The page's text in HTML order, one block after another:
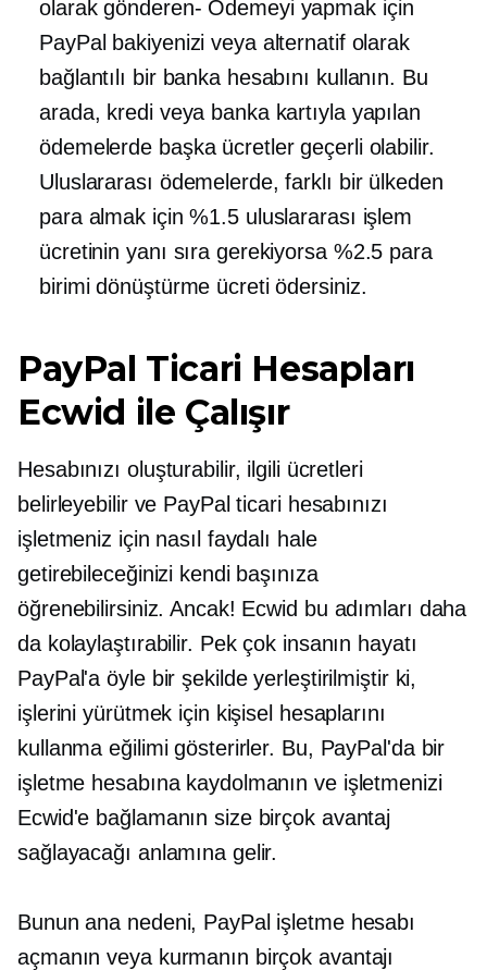
olarakgönderen- Ödemeyi yapmak için
PayPal bakiyenizi veya alternatif olarak
bağlantılı bir banka hesabını kullanın. Bu
arada, kredi veya banka kartıyla yapılan
ödemelerde başka ücretler geçerli olabilir.
Uluslararası ödemelerde, farklı bir ülkeden
para almak için %1.5 uluslararası işlem
ücretinin yanı sıra gerekiyorsa %2.5 para
birimi dönüştürme ücreti ödersiniz.
PayPal Ticari Hesapları
Ecwid ile Çalışır
Hesabınızı oluşturabilir, ilgili ücretleri
belirleyebilir ve PayPal ticari hesabınızı
işletmeniz için nasıl faydalı hale
getirebileceğinizi kendi başınıza
öğrenebilirsiniz. Ancak! Ecwid bu adımları daha
da kolaylaştırabilir. Pek çok insanın hayatı
PayPal'a öyle bir şekilde yerleştirilmiştir ki,
işlerini yürütmek için kişisel hesaplarını
kullanma eğilimi gösterirler. Bu, PayPal'da bir
işletme hesabına kaydolmanın ve işletmenizi
Ecwid'e bağlamanın size birçok avantaj
sağlayacağı anlamına gelir.
Bunun ana nedeni, PayPal işletme hesabı
açmanın veya kurmanın birçok avantajı